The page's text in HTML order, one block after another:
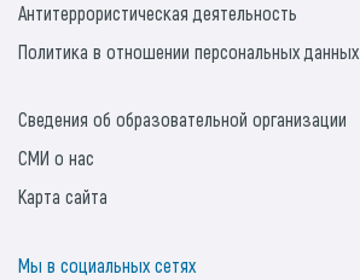
Антитеррористическая деятельность
Политика в отношении персональных данных
Сведения об образовательной организации
СМИ о нас
Карта сайта
Мы в социальных сетях